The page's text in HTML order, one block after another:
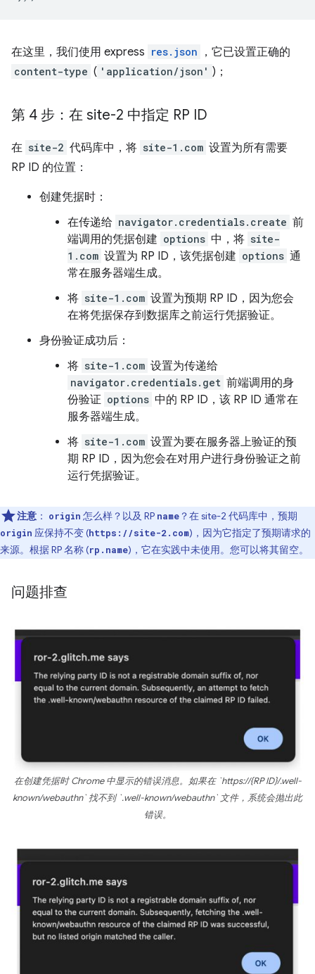
在这里，我们使用 express res.json ，它已设置正确的
content-type ( 'application/json' )；
第 4 步：在 site-2 中指定 RP ID
在 site-2 代码库中，将 site-1.com 设置为所有需要
RP ID 的位置：
创建凭据时：
在传递给 navigator.credentials.create 前
端调用的凭据创建 options 中，将 site-
1.com 设置为 RP ID，该凭据创建 options 通
常在服务器端生成。
将 site-1.com 设置为预期 RP ID，因为您会
在将凭据保存到数据库之前运行凭据验证。
身份验证成功后：
将 site-1.com 设置为传递给
navigator.credentials.get 前端调用的身
份验证 options 中的 RP ID，该 RP ID 通常在
服务器端生成。
将 site-1.com 设置为要在服务器上验证的预
期 RP ID，因为您会在对用户进行身份验证之前
运行凭据验证。
注意 ： origin 怎么样？以及 RP name ？在 site-2 代码库中，预期
origin 应保持不变 (https://site-2.com)，因为它指定了预期请求的
来源。根据 RP 名称 (rp.name)，它在实践中未使用。您可以将其留空。
问题排查
在创建凭据时 Chrome 中显示的错误消息。如果在 `https://{RP ID}/.well-
known/webauthn` 找不到 `.well-known/webauthn` 文件，系统会抛出此
错误。